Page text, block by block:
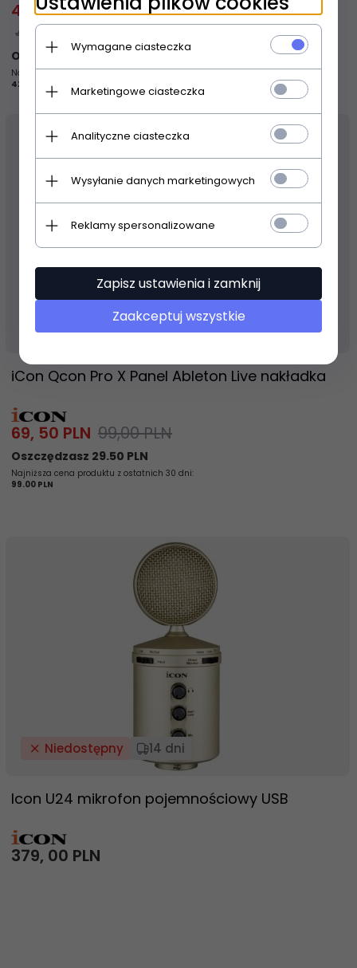
416,83PLN
420,00 PLN
Oszczędzasz 3.17 PLN
Najniższa cena produktu z ostatnich 30 dni:
420.00 PLN
% TANIEJ
Produkt dostępny! 24 godziny
iCon Qcon Pro X Panel Ableton Live nakładka
69, 50 PLN 99,00 PLN
Oszczędzasz 29.50 PLN
Najniższa cena produktu z ostatnich 30 dni:
99.00 PLN
Niedostępny 14 dni
Icon U24 mikrofon pojemnościowy USB
379, 00 PLN
Wymagane ciasteczka
Marketingowe ciasteczka
Analityczne ciasteczka
Wysyłanie danych marketingowych
Reklamy spersonalizowane
Zapisz ustawienia i zamknij
Zaakceptuj wszystkie